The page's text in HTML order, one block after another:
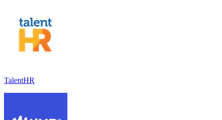
TalentHR